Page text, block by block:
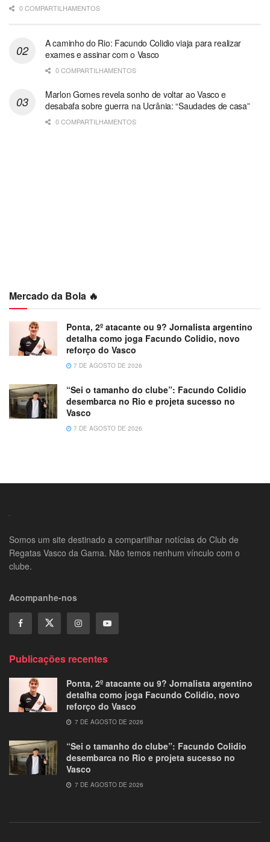
0 COMPARTILHAMENTOS
A caminho do Rio: Facundo Colidio viaja para realizar
exames e assinar com o Vasco
0 COMPARTILHAMENTOS
Marlon Gomes revela sonho de voltar ao Vasco e
desabafa sobre guerra na Ucrânia: “Saudades de casa”
0 COMPARTILHAMENTOS
Mercado da Bola 🔥
Ponta, 2º atacante ou 9? Jornalista argentino
detalha como joga Facundo Colidio, novo
reforço do Vasco
7 DE AGOSTO DE 2026
“Sei o tamanho do clube”: Facundo Colidio
desembarca no Rio e projeta sucesso no
Vasco
7 DE AGOSTO DE 2026
Somos um site destinado a compartilhar notícias do Club de
Regatas Vasco da Gama. Não temos nenhum vínculo com o
clube.
Acompanhe-nos
Publicações recentes
Ponta, 2º atacante ou 9? Jornalista argentino
detalha como joga Facundo Colidio, novo
reforço do Vasco
7 DE AGOSTO DE 2026
“Sei o tamanho do clube”: Facundo Colidio
desembarca no Rio e projeta sucesso no
Vasco
7 DE AGOSTO DE 2026